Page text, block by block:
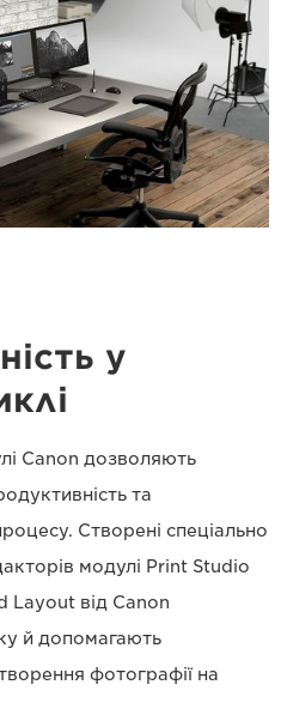
у
Canon дозволяють
та
Створені спеціально
модулі Print Studio
Layout від Canon
й допомагають
фотографії на